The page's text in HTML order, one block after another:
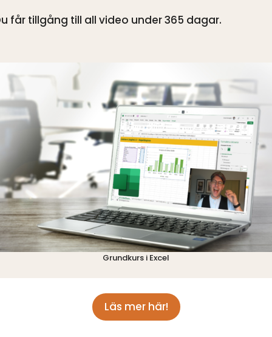
får tillgång till all video under 365 dagar.
Grundkurs i Excel
Läs mer här!